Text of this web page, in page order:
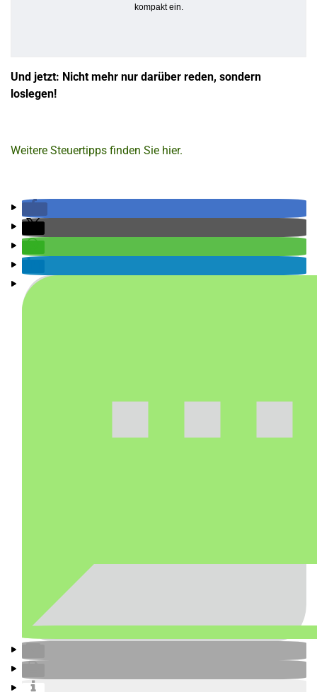
kompakt ein.
Und jetzt: Nicht mehr nur darüber reden, sondern
loslegen!
Weitere Steuertipps finden Sie hier.